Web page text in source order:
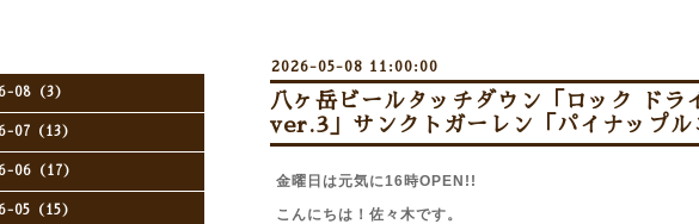
08（3）
07（13）
06（17）
05（15）
2026-05-08 11:00:00
八ヶ岳ビールタッチダウン「ロック ドラ
ver.3」サンクトガーレン「パイナップル
金曜日は元気に16時OPEN!!
こんにちは！佐々木です。